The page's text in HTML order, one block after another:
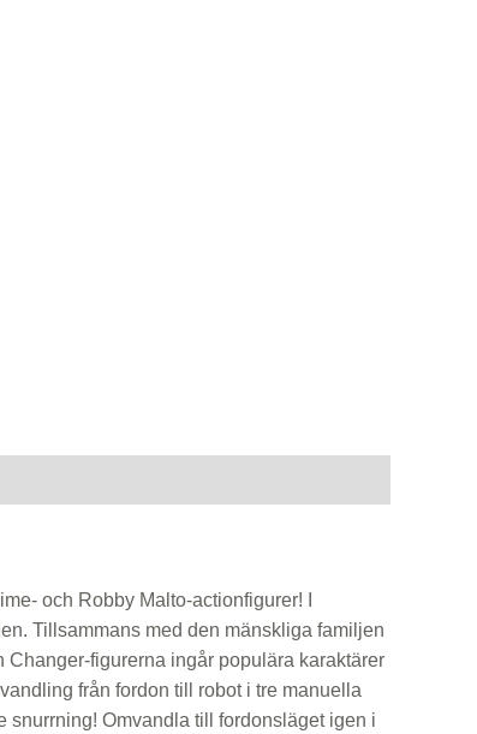
och Robby Malto-actionfigurer! I
Tillsammans med den mänskliga familjen
Changer-figurerna ingår populära karaktärer
från fordon till robot i tre manuella
snurrning! Omvandla till fordonsläget igen i